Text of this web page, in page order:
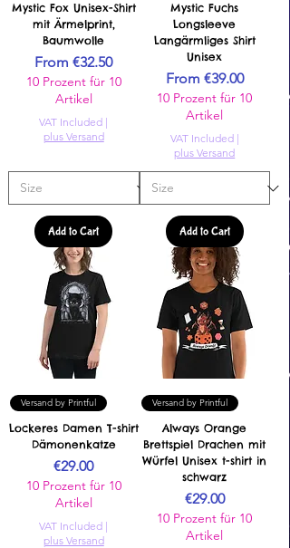
Mystic Fox Unisex-Shirt
mit Ärmelprint,
Baumwolle
From€32.50
Sale Price
10 Prozent für 10
Artikel
VAT Included |
plus Versand
Add to Cart
Mystic Fuchs
Longsleeve
Langärmliges Shirt
Unisex
From €39.00
Sale Price
10 Prozent für 10
Artikel
VAT Included|
plus Versand
Add to Cart
Versand by Printful
Lockeres Damen T-shirt
Dämonenkatze
Price
€29.00
10 Prozent für 10
Artikel
VAT Included |
plus Versand
Versand by Printful
Always Orange
Brettspiel Drachen mit
Würfel Unisex t-shirt in
schwarz
Price
€29.00
10 Prozent für 10
Artikel